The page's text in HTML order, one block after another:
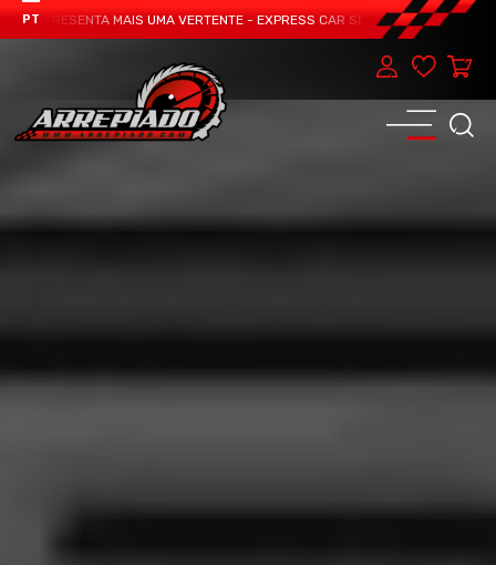
PT
APRESENTA MAIS UMA VERTENTE - EXPRESS CAR SERVICE, MANUTENÇÃO